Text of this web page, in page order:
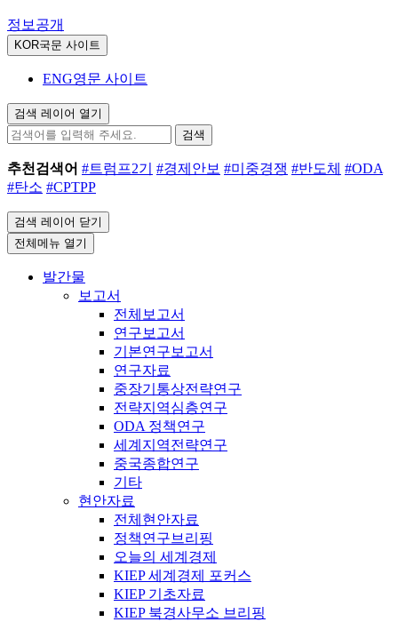
정보공개
KOR국문 사이트
ENG영문 사이트
검색 레이어 열기
검색
추천검색어 #트럼프2기 #경제안보 #미중경쟁 #반도체 #ODA
#탄소 #CPTPP
검색 레이어 닫기
전체메뉴 열기
발간물
보고서
전체보고서
연구보고서
기본연구보고서
연구자료
중장기통상전략연구
전략지역심층연구
ODA 정책연구
세계지역전략연구
중국종합연구
기타
현안자료
전체현안자료
정책연구브리핑
오늘의 세계경제
KIEP 세계경제 포커스
KIEP 기초자료
KIEP 북경사무소 브리핑